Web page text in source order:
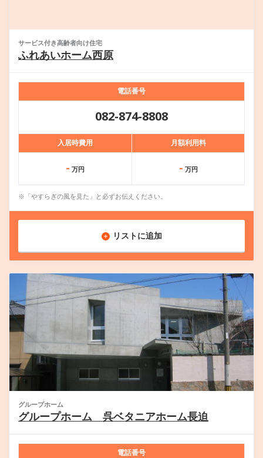
サービス付き高齢者向け住宅
ふれあいホーム西原
電話番号
082-874-8808
入居時費用 月額利用料
- 万円 - 万円
※「やすらぎの風を見た」と必ずお伝えください。
リストに追加
グループホーム
グループホーム 呉ベタニアホーム長迫
電話番号